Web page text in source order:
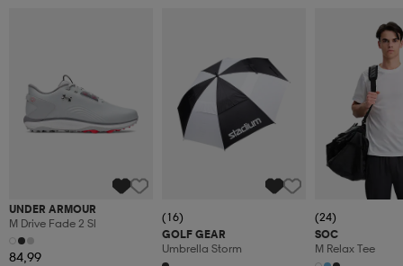
UNDER ARMOUR
M Drive Fade 2 Sl
84,99
(16)
GOLF GEAR
Umbrella Storm
(24)
SOC
M Relax Tee